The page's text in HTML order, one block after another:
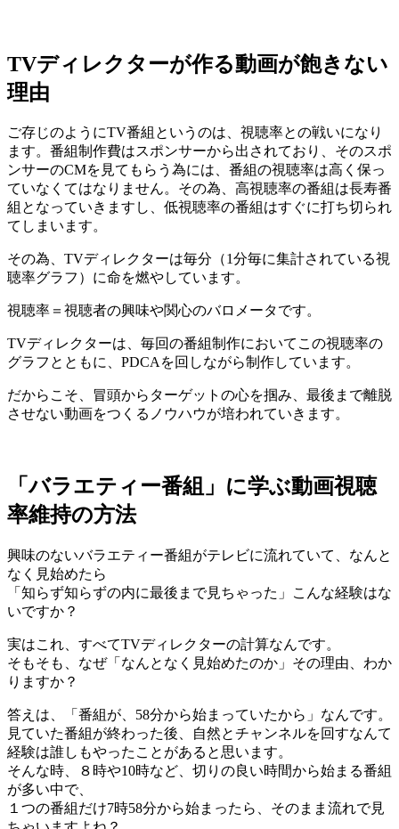
TVディレクターが作る動画が飽きない
理由
ご存じのようにTV番組というのは、視聴率との戦いになり
ます。番組制作費はスポンサーから出されており、そのスポ
ンサーのCMを見てもらう為には、番組の視聴率は高く保っ
ていなくてはなりません。その為、高視聴率の番組は長寿番
組となっていきますし、低視聴率の番組はすぐに打ち切られ
てしまいます。
その為、TVディレクターは毎分（1分毎に集計されている視
聴率グラフ）に命を燃やしています。
視聴率＝視聴者の興味や関心のバロメータです。
TVディレクターは、毎回の番組制作においてこの視聴率の
グラフとともに、PDCAを回しながら制作しています。
だからこそ、冒頭からターゲットの心を掴み、最後まで離脱
させない動画をつくるノウハウが培われていきます。
「バラエティー番組」に学ぶ動画視聴
率維持の方法
興味のないバラエティー番組がテレビに流れていて、なんと
なく見始めたら
「知らず知らずの内に最後まで見ちゃった」こんな経験はな
いですか？
実はこれ、すべてTVディレクターの計算なんです。
そもそも、なぜ「なんとなく見始めたのか」その理由、わか
りますか？
答えは、「番組が、58分から始まっていたから」なんです。
見ていた番組が終わった後、自然とチャンネルを回すなんて
経験は誰しもやったことがあると思います。
そんな時、８時や10時など、切りの良い時間から始まる番組
が多い中で、
１つの番組だけ7時58分から始まったら、そのまま流れで見